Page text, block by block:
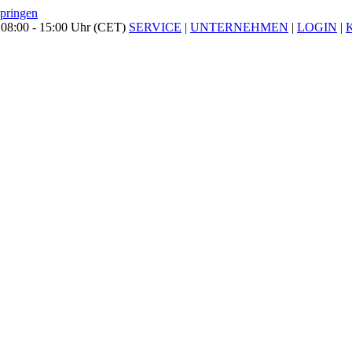
- 15:00 Uhr (CET) SERVICE | UNTERNEHMEN | LOGIN |